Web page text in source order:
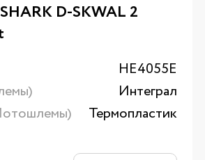
D-SKWAL 2
HE4055E
Интеграл
Термопластик